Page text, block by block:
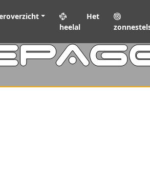
Het
heelal